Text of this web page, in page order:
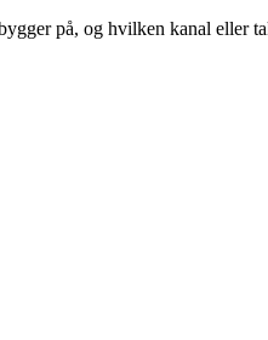
på, og hvilken kanal eller